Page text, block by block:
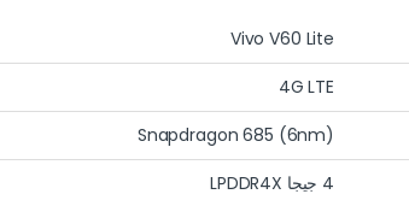
Vivo V60 Lite
4G LTE
Snapdragon 685 (6nm)
4 جيجا LPDDR4X